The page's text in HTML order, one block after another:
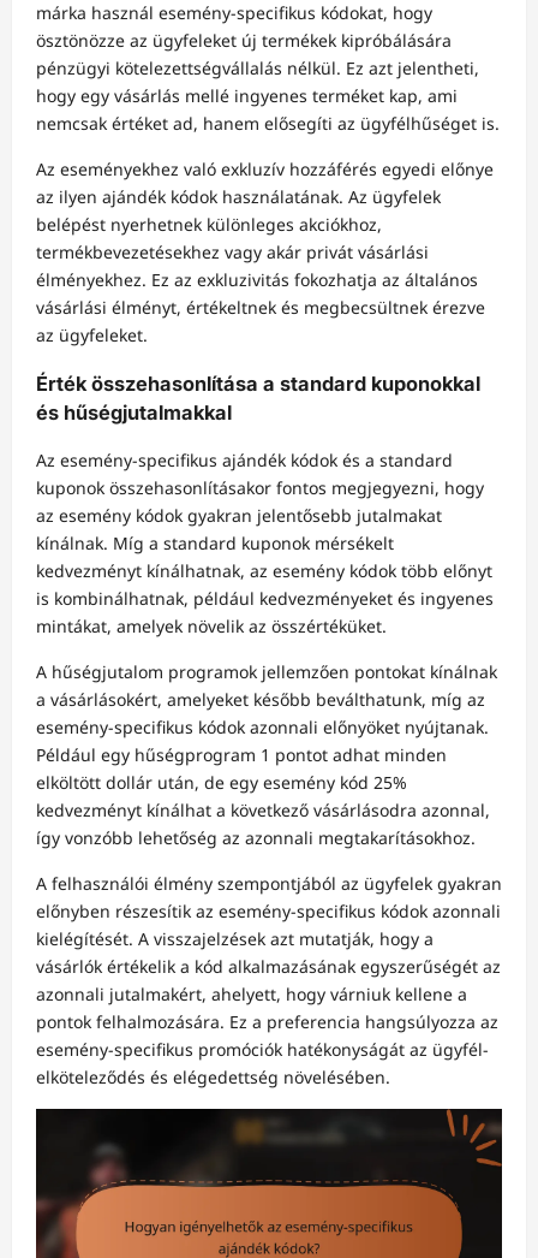
márka használ esemény-specifikus kódokat, hogy
ösztönözze az ügyfeleket új termékek kipróbálására
pénzügyi kötelezettségvállalás nélkül. Ez azt jelentheti,
hogy egy vásárlás mellé ingyenes terméket kap, ami
nemcsak értéket ad, hanem elősegíti az ügyfélhűséget is.
Az eseményekhez való exkluzív hozzáférés egyedi előnye
az ilyen ajándék kódok használatának. Az ügyfelek
belépést nyerhetnek különleges akciókhoz,
termékbevezetésekhez vagy akár privát vásárlási
élményekhez. Ez az exkluzivitás fokozhatja az általános
vásárlási élményt, értékeltnek és megbecsültnek érezve
az ügyfeleket.
Érték összehasonlítása a standard kuponokkal
és hűségjutalmakkal
Az esemény-specifikus ajándék kódok és a standard
kuponok összehasonlításakor fontos megjegyezni, hogy
az esemény kódok gyakran jelentősebb jutalmakat
kínálnak. Míg a standard kuponok mérsékelt
kedvezményt kínálhatnak, az esemény kódok több előnyt
is kombinálhatnak, például kedvezményeket és ingyenes
mintákat, amelyek növelik az összértéküket.
A hűségjutalom programok jellemzően pontokat kínálnak
a vásárlásokért, amelyeket később beválthatunk, míg az
esemény-specifikus kódok azonnali előnyöket nyújtanak.
Például egy hűségprogram 1 pontot adhat minden
elköltött dollár után, de egy esemény kód 25%
kedvezményt kínálhat a következő vásárlásodra azonnal,
így vonzóbb lehetőség az azonnali megtakarításokhoz.
A felhasználói élmény szempontjából az ügyfelek gyakran
előnyben részesítik az esemény-specifikus kódok azonnali
kielégítését. A visszajelzések azt mutatják, hogy a
vásárlók értékelik a kód alkalmazásának egyszerűségét az
azonnali jutalmakért, ahelyett, hogy várniuk kellene a
pontok felhalmozására. Ez a preferencia hangsúlyozza az
esemény-specifikus promóciók hatékonyságát az ügyfél-
elköteleződés és elégedettség növelésében.